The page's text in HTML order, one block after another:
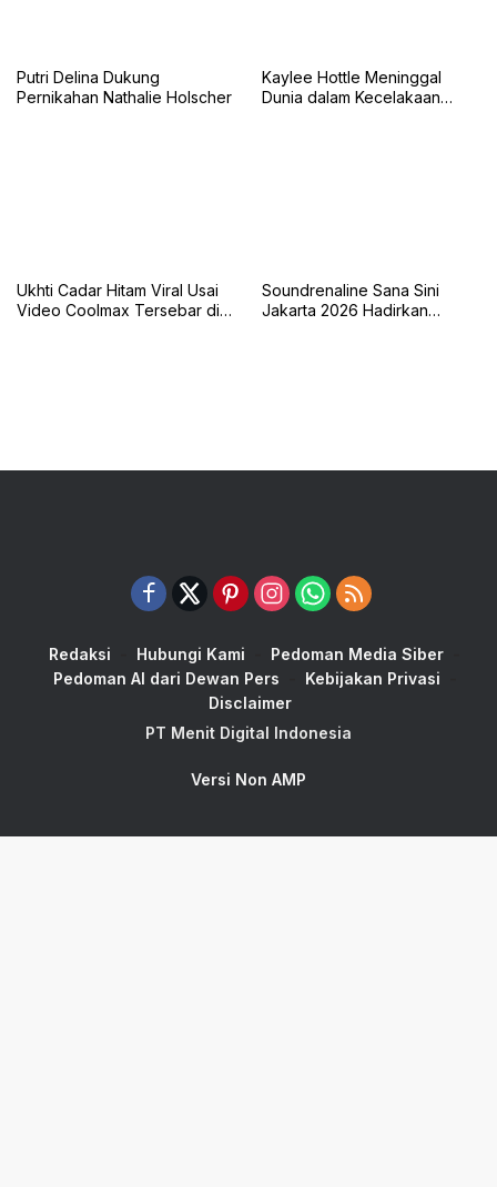
Putri Delina Dukung
Pernikahan Nathalie Holscher
Kaylee Hottle Meninggal
Dunia dalam Kecelakaan
Ukhti Cadar Hitam Viral Usai
Video Coolmax Tersebar di
Soundrenaline Sana Sini
Jakarta 2026 Hadirkan
Redaksi Hubungi Kami
Pedoman Media Siber
Pedoman AI dari Dewan Pers
Kebijakan Privasi
Disclaimer
PT Menit Digital Indonesia
Versi Non AMP